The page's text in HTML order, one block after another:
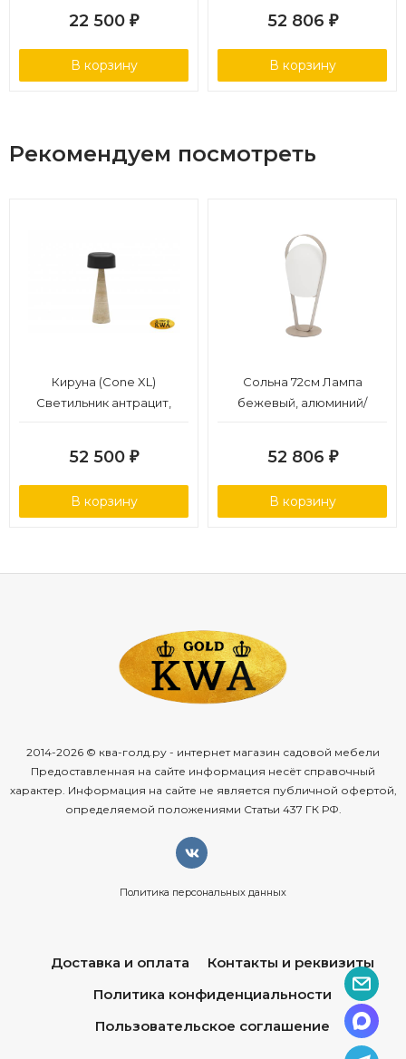
22 500 ₽
В корзину
52 806 ₽
В корзину
Рекомендуем посмотреть
Кируна (Cone XL)
Светильник антрацит,
52 500 ₽
В корзину
Сольна 72см Лампа
бежевый, алюминий/
52 806 ₽
В корзину
2014-2026 © ква-голд.ру - интернет магазин садовой мебели
Предоставленная на сайте информация несёт справочный
характер. Информация на сайте не является публичной офертой,
определяемой положениями Статьи 437 ГК РФ.
Политика персональных данных
Доставка и оплата
Контакты и реквизиты
Политика конфиденциальности
Пользовательское соглашение